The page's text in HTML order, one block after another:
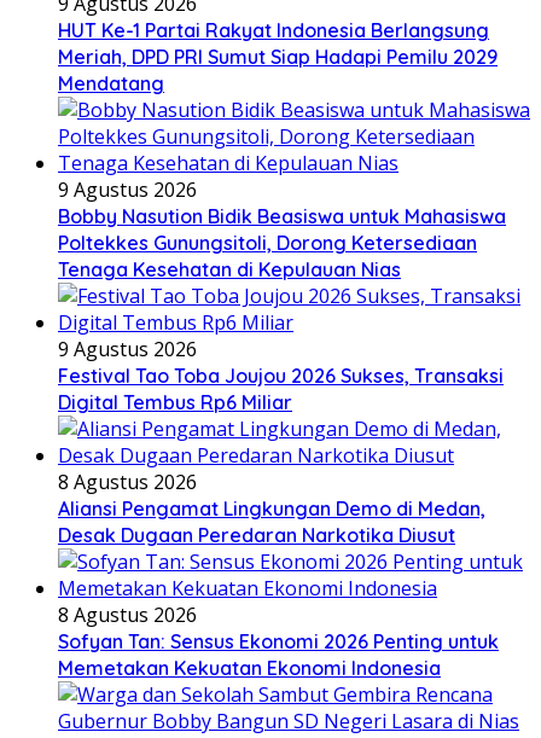
HUT Ke-1 Partai Rakyat Indonesia Berlangsung
Meriah, DPD PRI Sumut Siap Hadapi Pemilu 2029
Mendatang
9 Agustus 2026
Bobby Nasution Bidik Beasiswa untuk Mahasiswa
Poltekkes Gunungsitoli, Dorong Ketersediaan
Tenaga Kesehatan di Kepulauan Nias
9 Agustus 2026
Festival Tao Toba Joujou 2026 Sukses, Transaksi
Digital Tembus Rp6 Miliar
8 Agustus 2026
Aliansi Pengamat Lingkungan Demo di Medan,
Desak Dugaan Peredaran Narkotika Diusut
8 Agustus 2026
Sofyan Tan: Sensus Ekonomi 2026 Penting untuk
Memetakan Kekuatan Ekonomi Indonesia